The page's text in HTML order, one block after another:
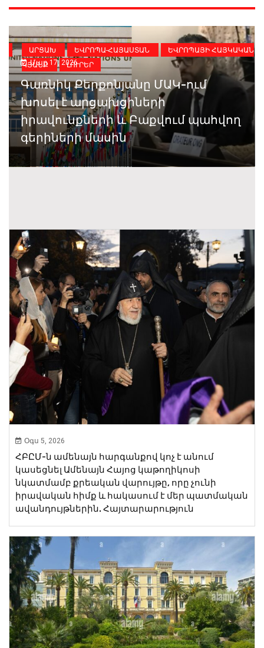
ԱՐՑԱԽ ԵՎՐՈՊԱ-ՀԱՅԱՍՏԱՆ
ԵՎՐՈՊԱՅԻ ՀԱՅԿԱԿԱՆ
ԿՅԱՆՔ
ԼՈՒՐԵՐ
Մար 17, 2026
Գառնիկ Քերքոնյանը ՄԱԿ-ում
խոսել է արցախցիների
իրավունքների և Բաքվում պահվող
գերիների մասին
Օգս 5, 2026
ՀԲԸՄ-ն ամենայն հարգանքով կոչ է անում
կասեցնել Ամենայն Հայոց կաթողիկոսի
նկատմամբ քրեական վարույթը, որը չունի
իրավական հիմք և հակասում է մեր պատմական
ավանդույթներին. Հայտարարություն